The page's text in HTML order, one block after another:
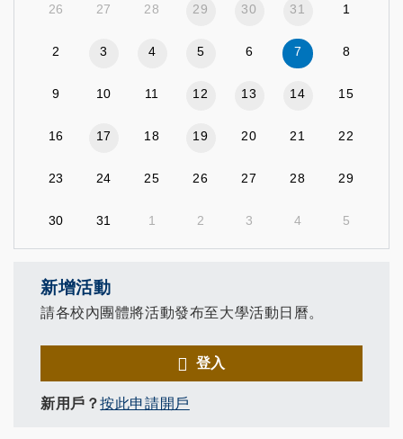
26 27 28 29 30 31 1
2 3 4 5 6 7 8
9 10 11 12 13 14 15
16 17 18 19 20 21 22
23 24 25 26 27 28 29
30 31 1 2 3 4 5
新增活動
請各校內團體將活動發布至大學活動日曆。
登入
新用戶？按此申請開戶